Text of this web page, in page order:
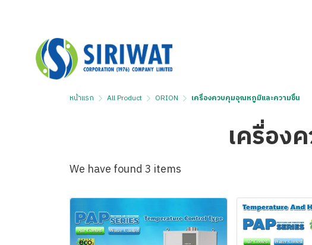
หน้าแรก All Product ORION เครื่องควบคุมอุณหภูมิและความชื้น
เครื่อง
We have found 3 items